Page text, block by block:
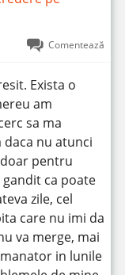
Comentează
Exista o
am
sa ma
daca nu atunci
pentru
ca poate
zile, cel
care nu imi da
va merge, mai
in lunile